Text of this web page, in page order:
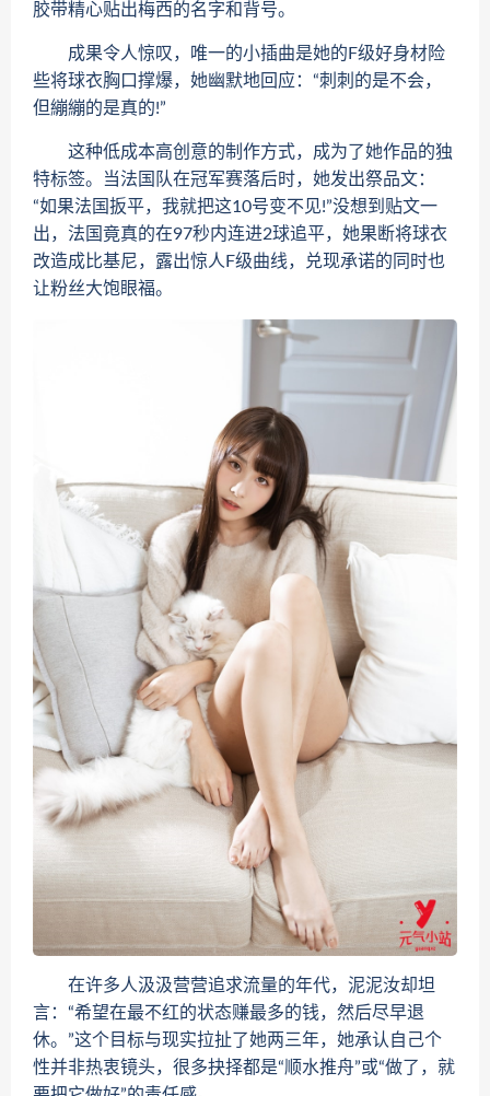
胶带精心贴出梅西的名字和背号。
成果令人惊叹，唯一的小插曲是她的F级好身材险
些将球衣胸口撑爆，她幽默地回应：“刺刺的是不会，
但繃繃的是真的!”
这种低成本高创意的制作方式，成为了她作品的独
特标签。当法国队在冠军赛落后时，她发出祭品文：
“如果法国扳平，我就把这10号变不见!”没想到贴文一
出，法国竟真的在97秒内连进2球追平，她果断将球衣
改造成比基尼，露出惊人F级曲线，兑现承诺的同时也
让粉丝大饱眼福。
在许多人汲汲营营追求流量的年代，泥泥汝却坦
言：“希望在最不红的状态赚最多的钱，然后尽早退
休。”这个目标与现实拉扯了她两三年，她承认自己个
性并非热衷镜头，很多抉择都是“顺水推舟”或“做了，就